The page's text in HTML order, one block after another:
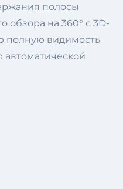
полосы
обзора на 360° с 3D-
полную видимость